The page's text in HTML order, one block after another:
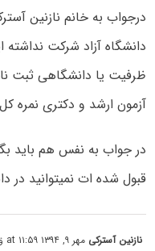
درجواب به خانم نازنین
دانشگاه آزاد شرکت نداشته
ظرفیت یا دانشگاهی ثبت
آزمون ارشد و دکتری نمره
در جواب به نفس هم باید
قبول شده ات نمیتوانید در
نازنین آسترکی مهر ۹, ۱۳۹۴ at ۱۱:۵۹ ق٫ظ